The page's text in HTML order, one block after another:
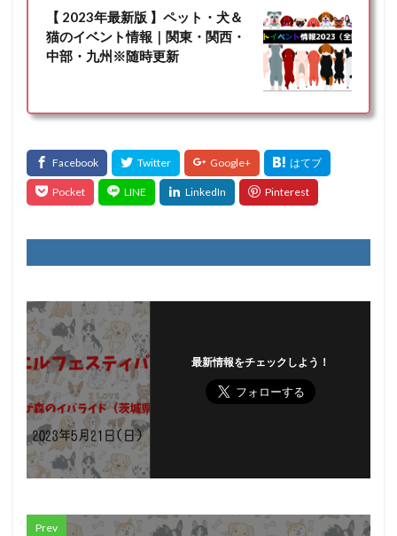
【 2023年最新版 】ペット・犬＆
猫のイベント情報｜関東・関西・
中部・九州※随時更新
最新情報をチェックしよう！
Prev